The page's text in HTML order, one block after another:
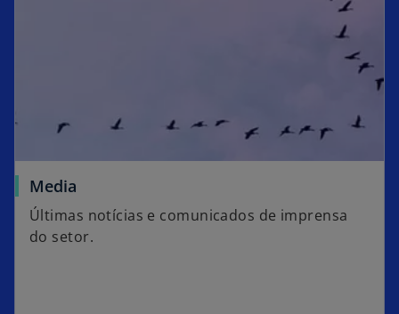
Media
Últimas notícias e comunicados de imprensa
do setor.